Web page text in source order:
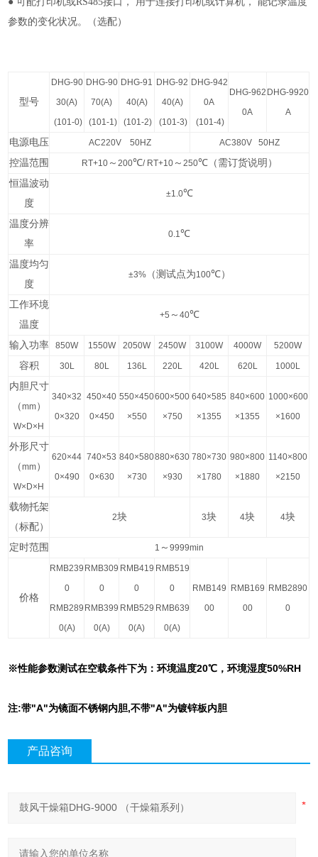
参数的变化状况。（选配）
型号
DHG-90
30(A)
(101-0)
DHG-90
70(A)
(101-1)
DHG-91
40(A)
(101-2)
DHG-92
40(A)
(101-3)
DHG-942
0A
(101-4)
DHG-962
0A
DHG-9920
A
电源电压 AC220V 50HZ AC380V 50HZ
控温范围 RT+10～ 200℃/ RT+10～ 250℃（需订货说明）
恒温波动
度
±1.0℃
温度分辨
率
0.1℃
温度均匀
度
±3%（测试点为100℃）
工作环境
温度
+5 ～ 40℃
输入功率 850W 1550W 2050W 2450W 3100W 4000W 5200W
容积 30L 80L 136L 220L 420L 620L 1000L
内胆尺寸
（mm）
W×D×H
340×32
0×320
450×40
0×450
550×450
×550
600×500
×750
640×585
×1355
840×600
×1355
1000×600
×1600
外形尺寸
（mm）
W×D×H
620×44
0×490
740×53
0×630
840×580
×730
880×630
×930
780×730
×1780
980×800
×1880
1140×800
×2150
载物托架
（标配）
2块 3块 4块 4块
定时范围 1 ～9999min
价格
RMB239
0
RMB289
0(A)
RMB309
0
RMB399
0(A)
RMB419
0
RMB529
0(A)
RMB519
0
RMB639
0(A)
RMB149
00
RMB169
00
RMB2890
0
※性能参数测试在空载条件下为：环境温度20℃，环境湿度50%RH
注:带"A"为镜面不锈钢内胆,不带"A"为镀锌板内胆
产品咨询